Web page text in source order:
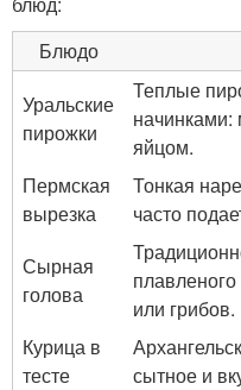
Блюдо
Уральские
пирожки
Теплые
яйцом.
Пермская
вырезка
Тонкая
часто
Сырная
голова
или грибов.
Курица в
тесте
сытное и